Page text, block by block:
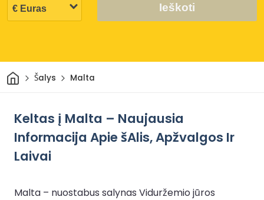
Ieškoti
Pradžia
Šalys Malta
Keltas į Malta – Naujausia
Informacija Apie šAlis, Apžvalgos Ir
Laivai
Malta – nuostabus salynas Viduržemio jūros